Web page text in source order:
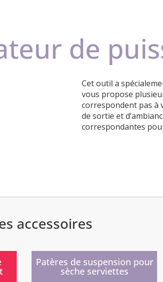
de
Cet outil a
vous propose
correspondent pas à
de sortie et
correspondantes
accessoires
Patères de suspension pour
sèche serviettes